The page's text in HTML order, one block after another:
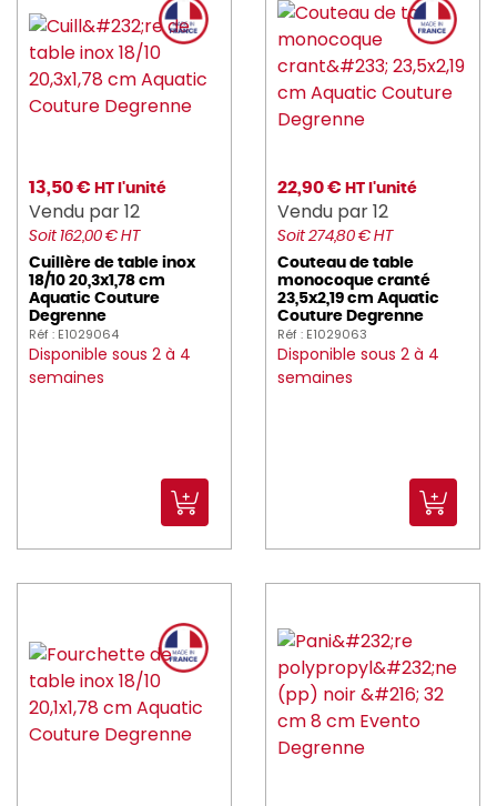
13,50 € HT l'unité
Vendu par 12
Soit 162,00 € HT
Cuillère de table inox
18/10 20,3x1,78 cm
Aquatic Couture
Degrenne
Réf : E1029064
Disponible sous 2 à 4
semaines
22,90 € HT l'unité
Vendu par 12
Soit 274,80 € HT
Couteau de table
monocoque cranté
23,5x2,19 cm Aquatic
Couture Degrenne
Réf : E1029063
Disponible sous 2 à 4
semaines